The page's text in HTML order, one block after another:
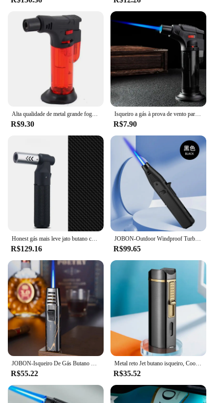
experience. Its performance is complemented by its
functionality, making it a must-have for anyone who
values quality and convenience. The lighter's design
is not just about aesthetics; it's about creating a
product that performs consistently, time and time
Alta qualidade de metal grande fogo jato chama isqueiro 3 fogo gás butano isqueiro ao ar livre churrasco cozinha cozinhar tocha soldagem arma ferramentas
R$9.30
Isqueiro a gás à prova de vento para cozinhar cozinha Tocha de alta capacidade Isqueiro de turbina Pistola de pulverização Jóias Soldagem de metal Presentes masculinos
R$7.90
Honest gás mais leve jato butano charuto isqueiro à prova de vento tubo cozinha churrasco metal jóias soldagem isqueiro ao ar livre gadgets formen
R$129.16
JOBON-Outdoor Windproof Turbo Torch Fire Spray Gun, Grande Metal Chama Azul, Gás Butano Isqueiro, Churrasco de Cozinha High End Presentes
R$99.65
JOBON-Isqueiro De Gás Butano De Metal, Chama Azul, Tocha Turbo Reta, Isqueiro A Jato, Ao Ar Livre, À Prova De Vento, Cozinha, Cozimento, Churrasco, Ferramenta De Ignição
R$55.22
Metal reto Jet butano isqueiro, Cool charuto soco, acessórios para fumar, presentes dos homens, nova tocha de luxo
R$35.52